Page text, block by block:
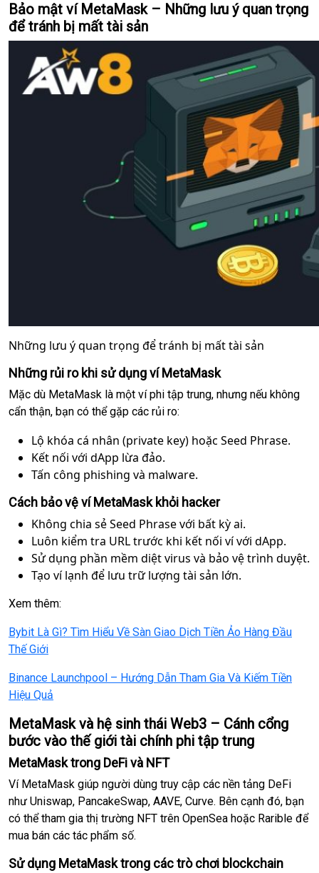
Bảo mật ví MetaMask – Những lưu ý quan trọng
để tránh bị mất tài sản
Những lưu ý quan trọng để tránh bị mất tài sản
Những rủi ro khi sử dụng ví MetaMask
Mặc dù MetaMask là một ví phi tập trung, nhưng nếu không
cẩn thận, bạn có thể gặp các rủi ro:
Lộ khóa cá nhân (private key) hoặc Seed Phrase.
Kết nối với dApp lừa đảo.
Tấn công phishing và malware.
Cách bảo vệ ví MetaMask khỏi hacker
Không chia sẻ Seed Phrase với bất kỳ ai.
Luôn kiểm tra URL trước khi kết nối ví với dApp.
Sử dụng phần mềm diệt virus và bảo vệ trình duyệt.
Tạo ví lạnh để lưu trữ lượng tài sản lớn.
Xem thêm:
Bybit Là Gì? Tìm Hiểu Về Sàn Giao Dịch Tiền Ảo Hàng Đầu
Thế Giới
Binance Launchpool – Hướng Dẫn Tham Gia Và Kiếm Tiền
Hiệu Quả
MetaMask và hệ sinh thái Web3 – Cánh cổng
bước vào thế giới tài chính phi tập trung
MetaMask trong DeFi và NFT
Ví MetaMask giúp người dùng truy cập các nền tảng DeFi
như Uniswap, PancakeSwap, AAVE, Curve. Bên cạnh đó, bạn
có thể tham gia thị trường NFT trên OpenSea hoặc Rarible để
mua bán các tác phẩm số.
Sử dụng MetaMask trong các trò chơi blockchain